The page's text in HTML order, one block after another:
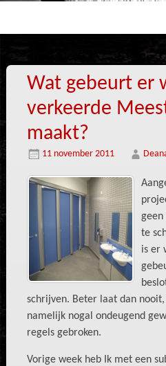
Wat gebeurt er
verkeerde
maakt?
11 november 2011
te
is er
schrijven. Beter laat dan
namelijk nogal ondeugend
regels gebroken.
Vorige week heb Ik met een